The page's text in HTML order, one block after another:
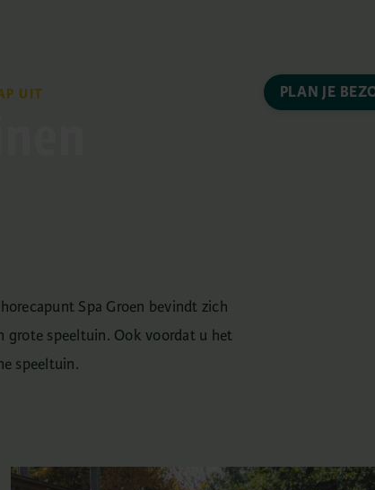
PLAN JE
UIT
Spa Groen bevindt zich
grote speeltuin. Ook voordat u het
speeltuin.